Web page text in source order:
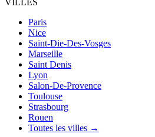
VILLES
Paris
Nice
Saint-Die-Des-Vosges
Marseille
Saint Denis
Lyon
Salon-De-Provence
Toulouse
Strasbourg
Rouen
Toutes les villes →